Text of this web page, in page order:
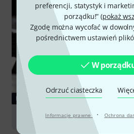
preferencji, statystyk i
porządku!” (pokaż
Zgodę można wycofać w
pośrednictwem ustawień
W
Odrzuć ciasteczka
Informacje prawne · Ochrona
PORADNIKI
Master Keyboards